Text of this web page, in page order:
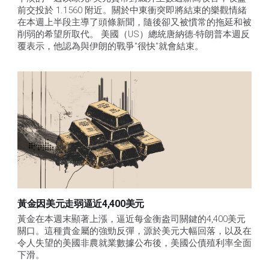
前交投於 1.1560 附近。關於中東衝突即將結束的樂觀情緒
在本週上半段主導了頭條新聞，隨後卻又被慣常的拖延和被
削弱的希望所取代。 美國（US）總統唐納德-特朗普本週反
覆表示，他認為與伊朗的戰爭"很快"就會結束。
黃金因美元走弱逼近4,400美元
黃金在本週末顯著上漲，逼近每金衡盎司關鍵的4,400美元
關口。這種貴金屬的強勁反彈，源於美元大幅回落，以及在
令人失望的美國非農就業數據公布後，美國公債殖利率全面
下滑。